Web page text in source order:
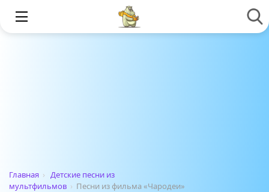
Главная › Детские песни из
мультфильмов › Песни из фильма «Чародеи»